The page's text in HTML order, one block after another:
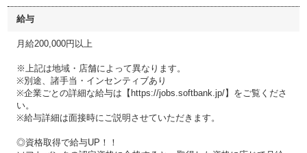
給与
月給200,000円以上
※上記は地域・店舗によって異なります。
※別途、諸手当・インセンティブあり
※企業ごとの詳細な給与は【https://jobs.softbank.jp/】をご覧くださ
い。
※給与詳細は面接時にご説明させていただきます。
◎資格取得で給与UP！！